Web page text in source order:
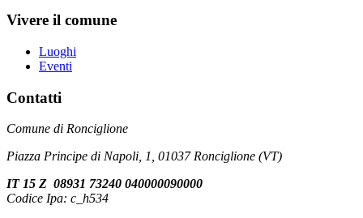
Vivere il comune
Luoghi
Eventi
Contatti
Comune di Ronciglione
Piazza Principe di Napoli, 1, 01037 Ronciglione (VT)
IT 15 Z 08931 73240 040000090000
Codice Ipa: c_h534